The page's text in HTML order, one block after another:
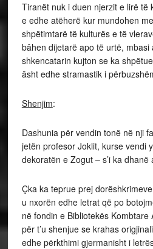
Tiranët nuk i duen njerzit e lirë të
e edhe atëherë kur mundohen
shpëtimtarë të kulturës e të
bâhen dijetarë apo të urtë, mbasi
shkencatarin kujton se ka
âsht edhe stramastik i
Shenjim:
Dashunia për vendin tonë në nji
jetën profesor Joklit, kurse vendi
dekoratën e Zogut – s’i ka dhanë
Çka ka teprue prej
u nxorën edhe letrat që po
në fondin e Bibliotekës Kombtare
për t’u shenjue se krahas
edhe përkthimi gjermanisht i